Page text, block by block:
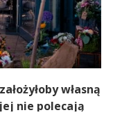
własną
nie polecają